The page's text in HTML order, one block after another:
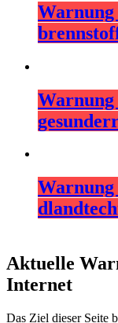
Warnung
Aktuelle
Internet
Das Ziel dieser Seite